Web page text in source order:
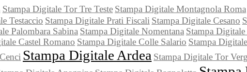
Stampa Digitale Tor Tre Teste Stampa Digitale Montagnola Roma
Testaccio Stampa Digitale Prati Fiscali Stampa Digitale Cesano
Palombara Sabina Stampa Digitale Nomentana Stampa
Castel Romano Stampa Digitale Colle Salario Stampa
Stampa Digitale Ardea Stampa Digitale Tor